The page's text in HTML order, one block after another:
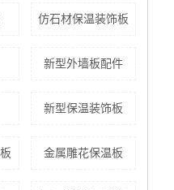
仿石材保温装饰板
新型外墙板配件
新型保温装饰板
金属雕花保温板